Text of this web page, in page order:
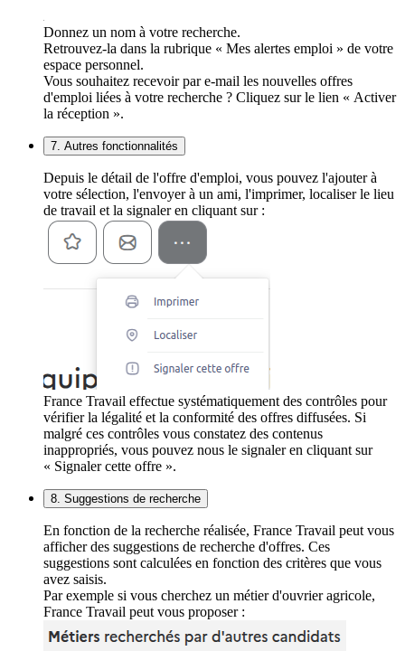
Donnez un nom à votre recherche.
Retrouvez-la dans la rubrique « Mes alertes emploi » de votre
espace personnel.
Vous souhaitez recevoir par e-mail les nouvelles offres
d'emploi liées à votre recherche ? Cliquez sur le lien « Activer
la réception ».
7. Autres fonctionnalités
Depuis le détail de l'offre d'emploi, vous pouvez l'ajouter à
votre sélection, l'envoyer à un ami, l'imprimer, localiser le lieu
de travail et la signaler en cliquant sur :
France Travail effectue systématiquement des contrôles pour
vérifier la légalité et la conformité des offres diffusées. Si
malgré ces contrôles vous constatez des contenus
inappropriés, vous pouvez nous le signaler en cliquant sur
« Signaler cette offre ».
8. Suggestions de recherche
En fonction de la recherche réalisée, France Travail peut vous
afficher des suggestions de recherche d'offres. Ces
suggestions sont calculées en fonction des critères que vous
avez saisis.
Par exemple si vous cherchez un métier d'ouvrier agricole,
France Travail peut vous proposer :